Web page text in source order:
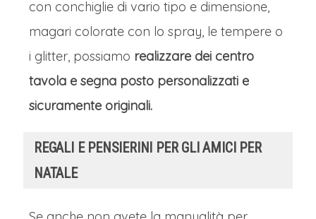
con conchiglie di vario tipo e dimensione,
magari colorate con lo spray, le tempere o
i glitter, possiamo realizzare dei centro
tavola e segna posto personalizzati e
sicuramente originali.
REGALI E PENSIERINI PER GLI AMICI PER
NATALE